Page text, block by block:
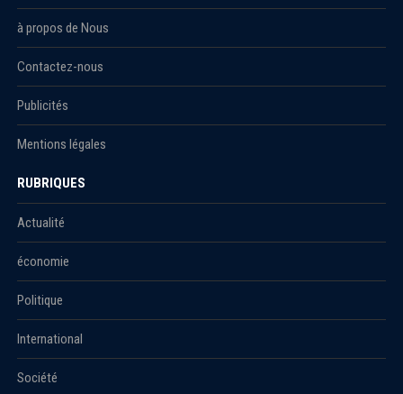
à propos de Nous
Contactez-nous
Publicités
Mentions légales
RUBRIQUES
Actualité
économie
Politique
International
Société